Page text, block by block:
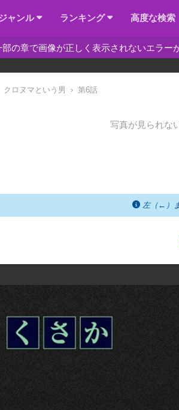
ャンル ランキング 高度な検索
部の章で画像が正しく表示されないエラー
クロヌマという男 › 第6話
写真が見られな
左（←）